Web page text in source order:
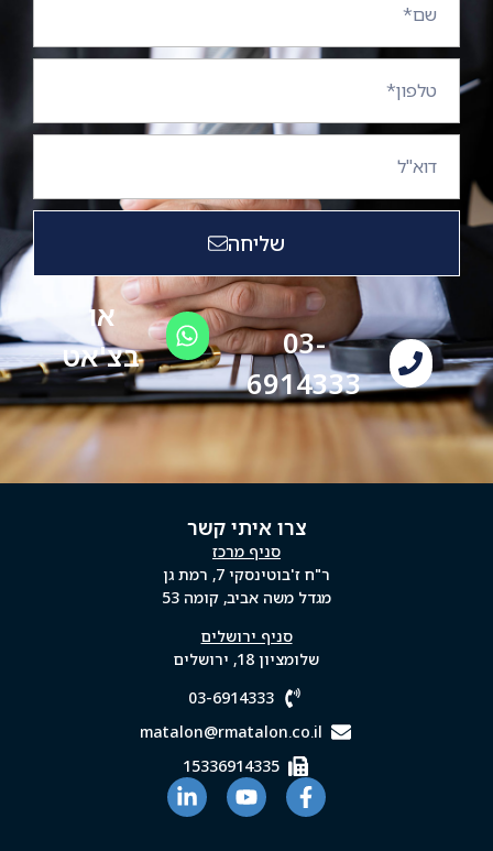
שליחה
03-
6914333
או
בצ'אט
צרו איתי קשר
סניף מרכז
ר"ח ז'בוטינסקי 7, רמת גן
מגדל משה אביב, קומה 53
סניף ירושלים
שלומציון 18, ירושלים
03-6914333
matalon@rmatalon.co.il
15336914335